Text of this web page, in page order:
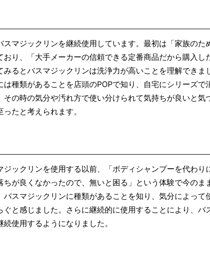
マジックリンを継続使用しています。最初は「家族のた
り、「大手メーカーの信頼できる定番商品だから購入し
るとバスマジックリンは洗浄力が高いことを理解できま
種類があることを店頭のPOPで知り、自宅にシリーズで
その時の気分や汚れ方で使い分けられて気持ちが良いと気
たと考えられます。
ックリンを使用する以前、「ボディシャンプーを代わり
ちが良くなかったので、無いと困る」という体験で今のま
バスマジックリンに種類があることを知り、気分によって
ぐと感じました。さらに継続的に使用することにより、バ
使用するようになりました。